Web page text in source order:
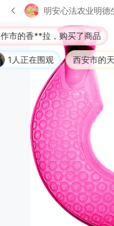
明安心法农业明德
了商品 北京市的
西安市的天*健，购买了商品